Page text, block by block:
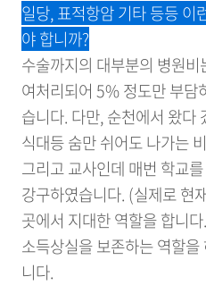
일당, 표적항암 기타 등등 이
야 합니까?
수술까지의 대부분의 병원
여처리되어 5% 정도만 부담
습니다. 다만, 순천에서 왔다
식대등 숨만 쉬어도 나가는
그리고 교사인데 매번 학교
강구하였습니다. (실제로 현
곳에서 지대한 역할을 합니
소득상실을 보존하는 역할
니다.